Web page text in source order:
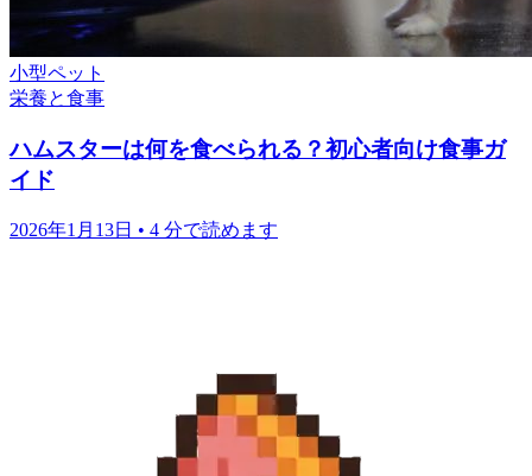
小型ペット
栄養と食事
ハムスターは何を食べられる？初心者向け食事ガ
イド
2026年1月13日 • 4 分で読めます